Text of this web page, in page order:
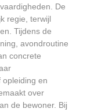
De
regie, terwijl
Tijdens de
avondroutine
concrete
opleiding en
over
de bewoner. Bij